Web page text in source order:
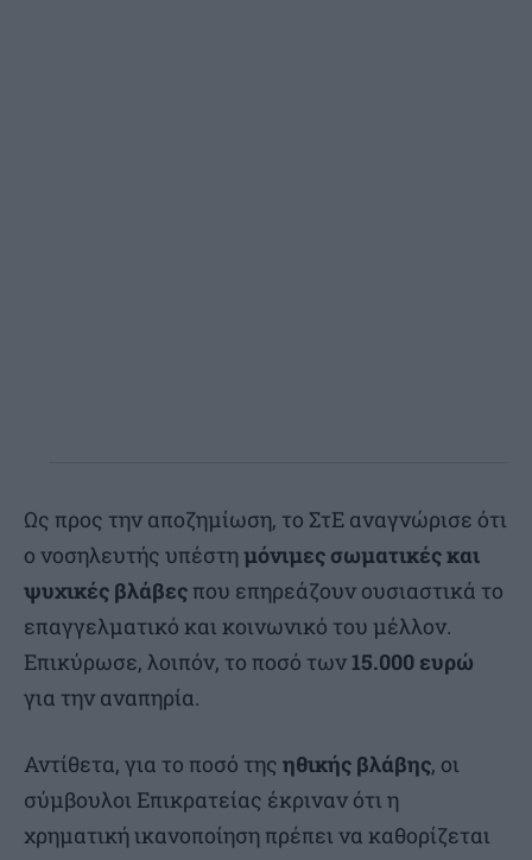
Ως προς την αποζημίωση, το ΣτΕ αναγνώρισε ότι
ο νοσηλευτής υπέστημόνιμες σωματικές και
ψυχικές βλάβες που επηρεάζουν ουσιαστικά το
επαγγελματικό και κοινωνικό του μέλλον.
Επικύρωσε, λοιπόν, το ποσό των15.000 ευρώ
για την αναπηρία.
Αντίθετα, για το ποσό της ηθικής βλάβης, οι
σύμβουλοι Επικρατείας έκριναν ότι η
χρηματική ικανοποίηση πρέπει να καθορίζεται